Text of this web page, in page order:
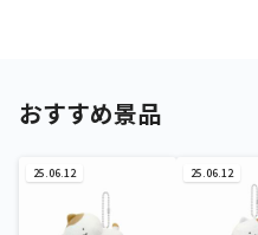
おすすめ景品
25.06.12 25.06.12